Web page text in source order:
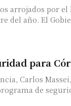
arrojados por el
del año. El
para
Carlos
de